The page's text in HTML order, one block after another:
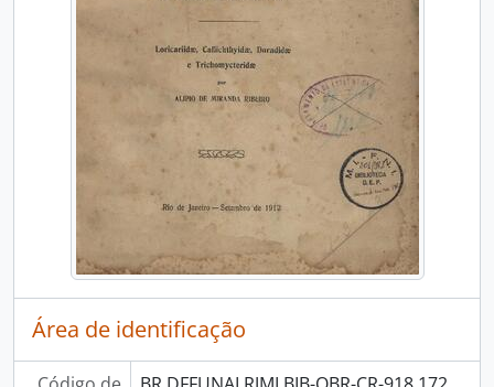
Área de identificação